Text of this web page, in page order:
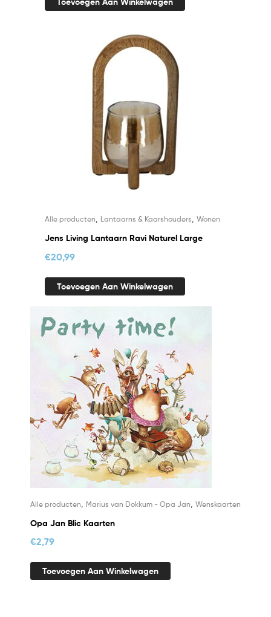
Alle producten, Lantaarns & Kaarshouders, Wonen
Jens Living Lantaarn Ravi Naturel Large
€20,99
Toevoegen Aan Winkelwagen
Alle producten Marius van Dokkum - Opa Jan Wenskaarten
Opa Jan Blic Kaarten
€2,79
Toevoegen Aan Winkelwagen